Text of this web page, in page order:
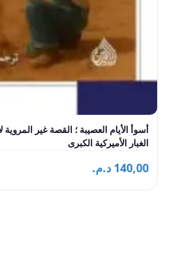
أسوأ الأيام العصيبة ؛ القصة غير
الغبار الأميركية الكبرى
140,00 د.م.